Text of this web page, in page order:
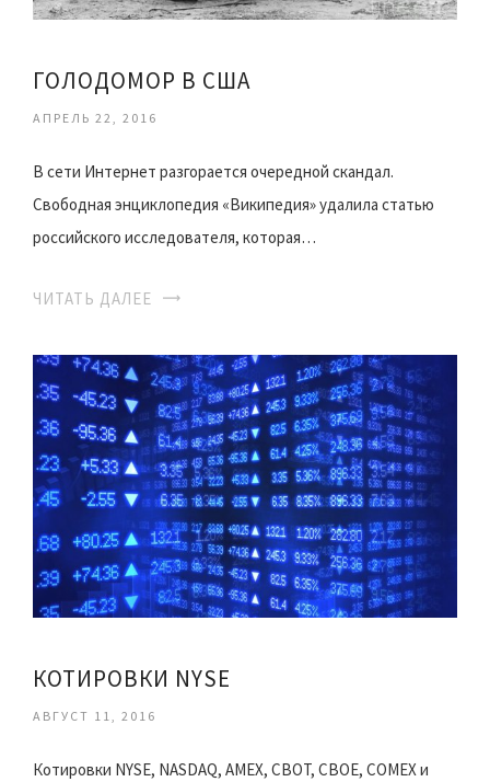
ГОЛОДОМОР В США
АПРЕЛЬ 22, 2016
В сети Интернет разгорается очередной скандал.
Свободная энциклопедия «Википедия» удалила статью
российского исследователя, которая…
ЧИТАТЬ ДАЛЕЕ
КОТИРОВКИ NYSE
АВГУСТ 11, 2016
Котировки NYSE, NASDAQ, AMEX, CBOT, CBOE, COMEX и